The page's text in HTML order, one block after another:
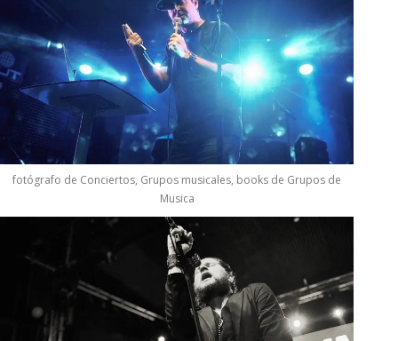
fotógrafo de Conciertos, Grupos musicales, books de Grupos de
Musica